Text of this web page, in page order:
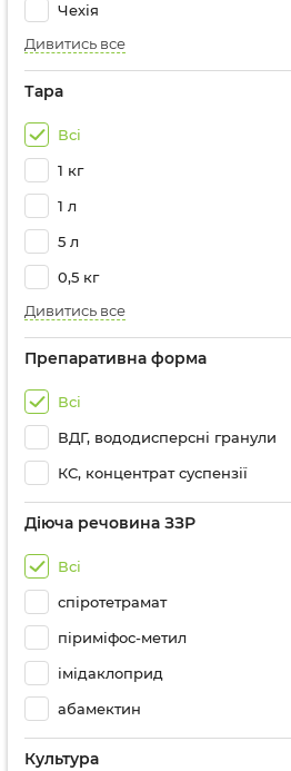
Чехія
Дивитись все
Тара
Всі
1 кг
1 л
5 л
0,5 кг
Дивитись все
Препаративна форма
Всі
ВДГ, вододисперсні гранули
КС, концентрат суспензії
Діюча речовина ЗЗР
Всі
спіротетрамат
піриміфос-метил
імідаклоприд
абамектин
Культура